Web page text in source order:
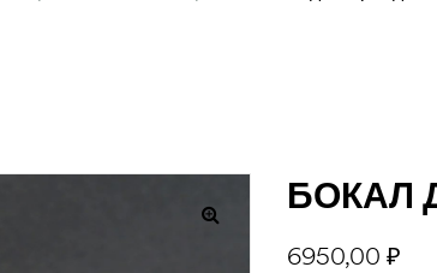
БОКАЛ
6950,00 ₽